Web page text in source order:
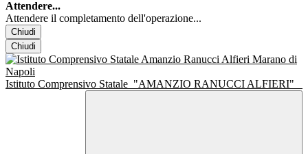
Attendere...
Attendere il completamento dell'operazione...
Chiudi
Chiudi
Istituto Comprensivo Statale "AMANZIO RANUCCI ALFIERI"